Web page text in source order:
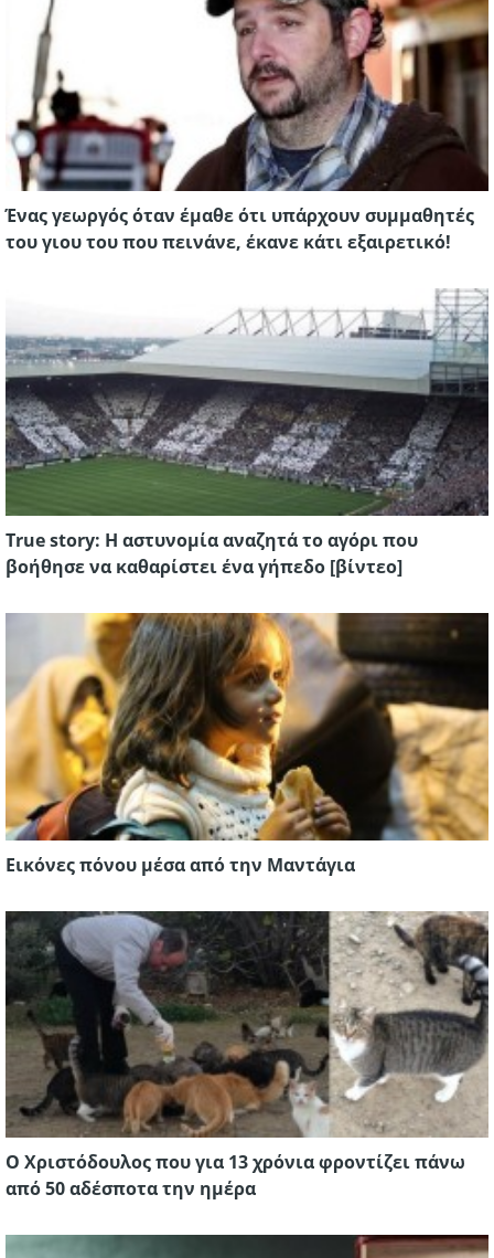
Ένας γεωργός όταν έμαθε ότι υπάρχουν συμμαθητές
του γιου του που πεινάνε, έκανε κάτι εξαιρετικό!
True story: Η αστυνομία αναζητά το αγόρι που
βοήθησε να καθαρίστει ένα γήπεδο [βίντεο]
Εικόνες πόνου μέσα από την Μαντάγια
Ο Χριστόδουλος που για 13 χρόνια φροντίζει πάνω
από 50 αδέσποτα την ημέρα